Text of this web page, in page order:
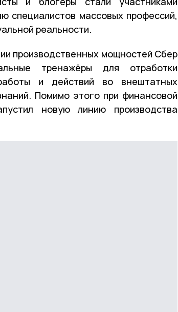
специалистов массовых профессий,
реальности.
производственных мощностей Сбер
тренажёры для отработки
и действий во внештатных
Помимо этого при финансовой
новую линию производства